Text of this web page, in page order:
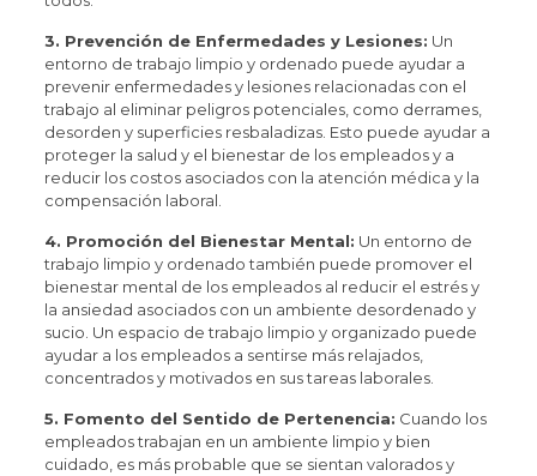
3. Prevención de Enfermedades y Lesiones: Un
entorno de trabajo limpio y ordenado puede ayudar a
prevenir enfermedades y lesiones relacionadas con el
trabajo al eliminar peligros potenciales, como derrames,
desorden y superficies resbaladizas. Esto puede ayudar a
proteger la salud y el bienestar de los empleados y a
reducir los costos asociados con la atención médica y la
compensación laboral.
4. Promoción del Bienestar Mental: Un entorno de
trabajo limpio y ordenado también puede promover el
bienestar mental de los empleados al reducir el estrés y
la ansiedad asociados con un ambiente desordenado y
sucio. Un espacio de trabajo limpio y organizado puede
ayudar a los empleados a sentirse más relajados,
concentrados y motivados en sus tareas laborales.
5. Fomento del Sentido de Pertenencia: Cuando los
empleados trabajan en un ambiente limpio y bien
cuidado, es más probable que se sientan valorados y